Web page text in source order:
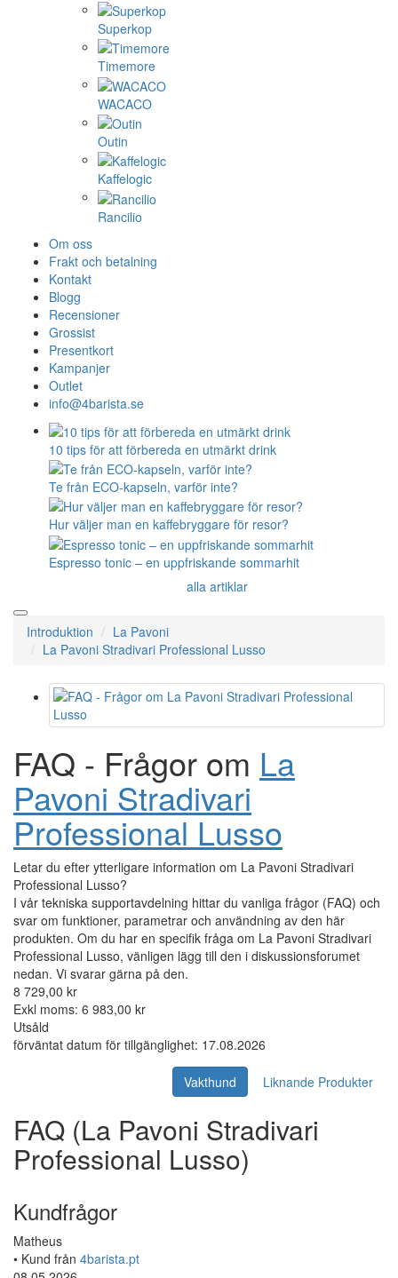
Superkop
Timemore
WACACO
Outin
Kaffelogic
Rancilio
Om oss
Frakt och betalning
Kontakt
Blogg
Recensioner
Grossist
Presentkort
Kampanjer
Outlet
info@4barista.se
10 tips för att förbereda en utmärkt drink
Te från ECO-kapseln, varför inte?
Hur väljer man en kaffebryggare för resor?
Espresso tonic – en uppfriskande sommarhit
alla artiklar
Introduktion
La Pavoni
La Pavoni Stradivari Professional Lusso
FAQ - Frågor om La
Pavoni Stradivari
Professional Lusso
Letar du efter ytterligare information om La Pavoni Stradivari
Professional Lusso?
I vår tekniska supportavdelning hittar du vanliga frågor (FAQ) och
svar om funktioner, parametrar och användning av den här
produkten. Om du har en specifik fråga om La Pavoni Stradivari
Professional Lusso, vänligen lägg till den i diskussionsforumet
nedan. Vi svarar gärna på den.
8 729,00 kr
Exkl moms: 6 983,00 kr
Utsåld
förväntat datum för tillgänglighet: 17.08.2026
Vakthund Liknande Produkter
FAQ (La Pavoni Stradivari
Professional Lusso)
Kundfrågor
Matheus
• Kund från 4barista.pt